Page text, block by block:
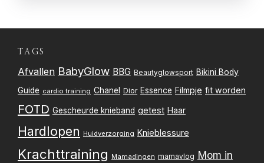
TAGS
Afvallen BabyGlow BBG Beautyglowsport Bikini Body
Guide cardio training Chanel Dior Essence Filmpje fit worden
FOTD Gescheurde knieband getest Haar
Hardlopen Huidverzorging Knieblessure
Krachttraining Mamadingen mamavlog Mom in